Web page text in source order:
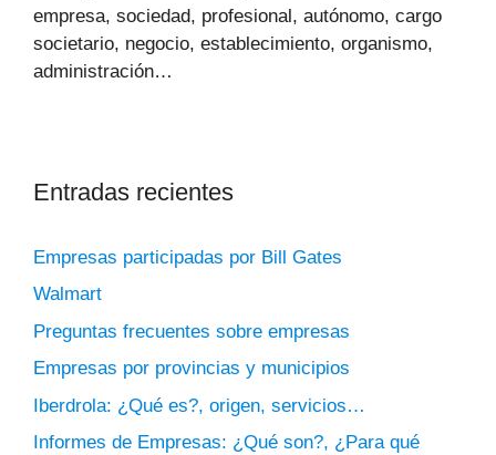
empresa, sociedad, profesional, autónomo, cargo
societario, negocio, establecimiento, organismo,
administración…
Entradas recientes
Empresas participadas por Bill Gates
Walmart
Preguntas frecuentes sobre empresas
Empresas por provincias y municipios
Iberdrola: ¿Qué es?, origen, servicios…
Informes de Empresas: ¿Qué son?, ¿Para qué